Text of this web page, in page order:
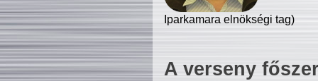
Iparkamara elnökségi tag)
A verseny